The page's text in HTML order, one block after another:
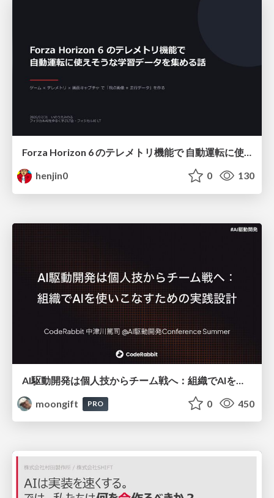
Forza Horizon 6 のテレメトリ機能で 自動運転に使えそうな学習データを集める話
henjin0
0 130
moongift
PRO 0 450